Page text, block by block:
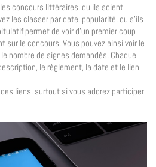
concours littéraires, qu’ils soient
les classer par date, popularité, ou s’ils
permet de voir d’un premier coup
sur le concours. Vous pouvez ainsi voir le
nombre de signes demandés. Chaque
le règlement, la date et le lien
liens, surtout si vous adorez participer